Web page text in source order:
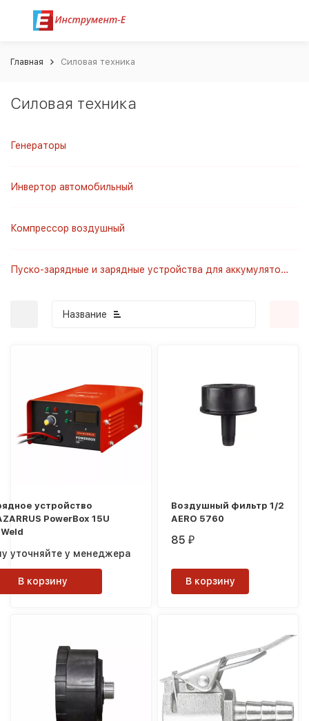
Главная Силовая техника
Силовая техника
Генераторы
Инвертор автомобильный
Компрессор воздушный
Пуско-зарядные и зарядные устройства для аккумуляторов
Название
покупателей
устройство
PowerBox 15U
уточняйте у менеджера
В корзину
Воздушный фильтр 1/2
AERO 5760
85₽
В корзину